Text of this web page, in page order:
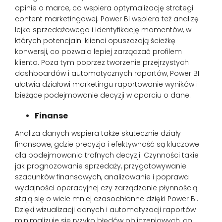
opinie o marce, co wspiera optymalizację strategii
content marketingowej. Power BI wspiera też analizę
lejka sprzedażowego i identyfikację momentów, w
których potencjalni klienci opuszczają ścieżkę
konwersji, co pozwala lepiej zarządzać profilem
klienta. Poza tym poprzez tworzenie przejrzystych
dashboardów i automatycznych raportów, Power BI
ułatwia działowi marketingu raportowanie wyników i
bieżące podejmowanie decyzji w oparciu o dane.
Finanse
Analiza danych wspiera także skutecznie działy
finansowe, gdzie precyzja i efektywność są kluczowe
dla podejmowania trafnych decyzji. Czynności takie
jak prognozowanie sprzedaży, przygotowywanie
szacunków finansowych, analizowanie i poprawa
wydajności operacyjnej czy zarządzanie płynnością
stają się o wiele mniej czasochłonne dzięki Power BI.
Dzięki wizualizacji danych i automatyzacji raportów